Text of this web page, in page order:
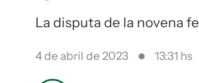
La disputa de la novena
4 de abril de 2023 13:31 hs